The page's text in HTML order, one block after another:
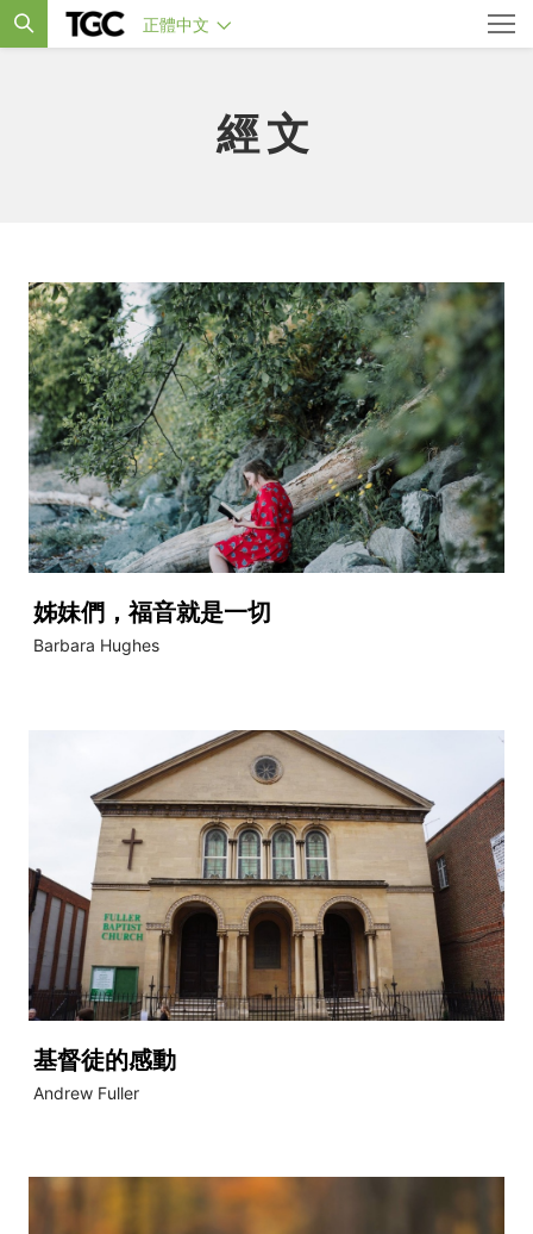
正體中文
經文
姊妹們，福音就是一切
Barbara Hughes
基督徒的感動
Andrew Fuller